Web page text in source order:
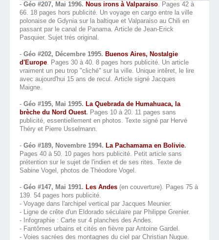
- Géo #207, Mai 1996. Nous irons à Valparaiso. Pages 42 à
66. 18 pages hors publicité. Un voyage en cargo entre la ville
polonaise de Gdynia sur la baltique et Valparaiso au Chili en
passant par le canal de Panama. Article de Jean-Erick
Pasquier. Sujet trés original.
- Géo #202, Décembre 1995. Buenos Aires, Nostalgie
d'Europe. Pages 30 à 40. 8 pages hors publicité. Un article
vraiment un peu trop "cliché" sur la ville. Unique intêret, le lire
avec aujourd'hui 15 ans de recul. Article signé Jacques
Maigne.
- Géo #195, Mai 1995. La Quebrada de Humahuaca, la
brèche du Nord Ouest. Pages 10 à 20. 11 pages sans
publicité, essentiellement en photos. Texte signé par Hervé
Théry et Pierre Usselmann.
- Géo #189, Novembre 1994. La Pachamama en Bolivie.
Pages 40 à 50. 10 pages hors publicité. Petit article sans
prétention sur le sujet de l'indien et de ses rites. Texte de
Sabine Vogel, photos de Théodore Vogel.
- Géo #147, Mai 1991. Les Andes (en couverture). Pages 75 à
139. 54 pages hors publicité.
- Voyage dans l'archipel vertical par Jacques Meunier.
- Ligne de crête d'un Eldorado séculaire par Philippe Grenier.
- Infographie : Carte sur 4 planches des Andes.
- Fantômes urbains et cités en fièvre par Antoine Gardel.
- Voies sacrées des montagnes du ciel par Christian Nugue.